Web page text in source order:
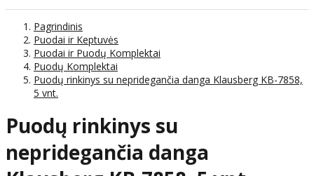
Pagrindinis
Puodai ir Keptuvės
Puodai ir Puodų Komplektai
Puodų Komplektai
Puodų rinkinys su nepridegančia danga Klausberg KB-7858,
5 vnt.
Puodų rinkinys su
nepridegančia danga